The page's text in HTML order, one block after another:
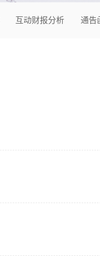
互动财报分析 通告